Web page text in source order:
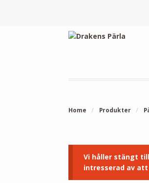
Home / Produkter /
Vi håller stängt
intresserad av att